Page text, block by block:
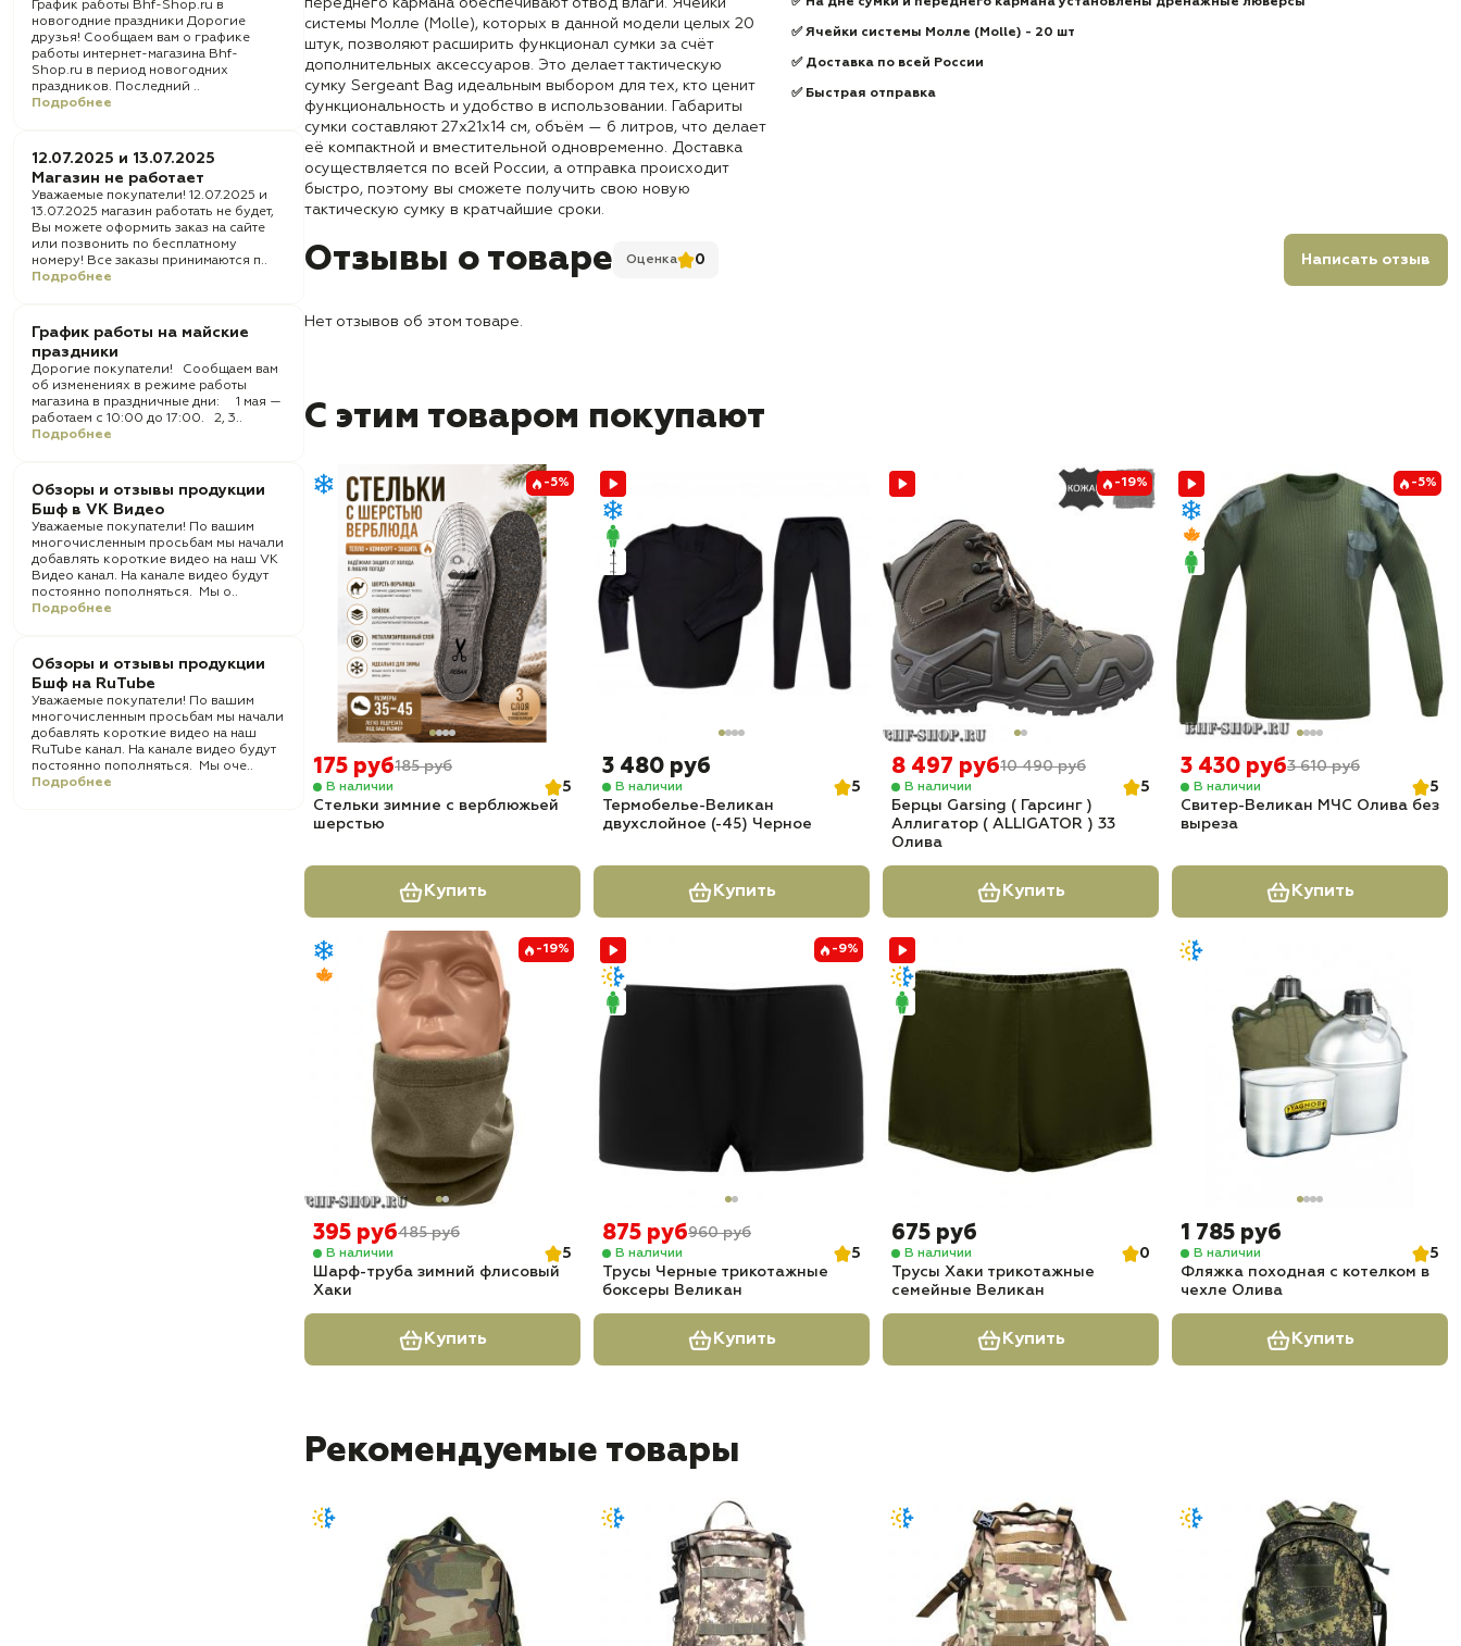
График работы Bhf-Shop.ru в
новогодние праздники Дорогие
друзья! Сообщаем вам о графике
работы интернет-магазина Bhf-
Shop.ru в период новогодних
праздников. Последний ..
Подробнее
12.07.2025 и 13.07.2025
Магазин не работает
Уважаемые покупатели! 12.07.2025 и
13.07.2025 магазин работать не будет,
Вы можете оформить заказ на сайте
или позвонить по бесплатному
номеру! Все заказы принимаются п..
Подробнее
График работы на майские
праздники
Дорогие покупатели! Сообщаем вам
об изменениях в режиме работы
магазина в праздничные дни: 1 мая —
работаем с 10:00 до 17:00. 2, 3..
Подробнее
Обзоры и отзывы продукции
Бшф в VK Видео
Уважаемые покупатели! По вашим
многочисленным просьбам мы начали
добавлять короткие видео на наш VK
Видео канал. На канале видео будут
постоянно пополняться. Мы о..
Подробнее
Обзоры и отзывы продукции
Бшф на RuTube
Уважаемые покупатели! По вашим
многочисленным просьбам мы начали
добавлять короткие видео на наш
RuTube канал. На канале видео будут
постоянно пополняться. Мы оче..
Подробнее
переднего кармана обеспечивают отвод влаги. Ячейки
системы Молле (Molle), которых в данной модели целых 20
штук, позволяют расширить функционал сумки за счёт
дополнительных аксессуаров. Это делает тактическую
сумку Sergeant Bag идеальным выбором для тех, кто ценит
функциональность и удобство в использовании. Габариты
сумки составляют 27х21х14 см, объём — 6 литров, что делает
её компактной и вместительной одновременно. Доставка
осуществляется по всей России, а отправка происходит
быстро, поэтому вы сможете получить свою новую
тактическую сумку в кратчайшие сроки.
✅ Ячейки системы Молле (Molle) - 20 шт
✅ Доставка по всей России
✅ Быстрая отправка
Отзывы о товаре Оценка 0 Написать отзыв
Нет отзывов об этом товаре.
С этим товаром покупают
-5%
175 руб185 руб
В наличии
5
Стельки зимние с верблюжьей
шерстью
Купить
3 480 руб
В наличии
5
Термобелье-Великан
двухслойное (-45) Черное
Купить
-19%
8 497 руб10 490 руб
В наличии
5
Берцы Garsing ( Гарсинг )
Аллигатор ( ALLIGATOR ) 33
Олива
Купить
-5%
3 430 руб3 610 руб
В наличии
5
Свитер-Великан МЧС Олива без
выреза
Купить
-19%
395 руб485 руб
В наличии
5
Шарф-труба зимний флисовый
Хаки
Купить
-9%
875 руб960 руб
В наличии
5
Трусы Черные трикотажные
боксеры Великан
Купить
675 руб
В наличии
0
Трусы Хаки трикотажные
семейные Великан
Купить
1 785 руб
В наличии
5
Фляжка походная с котелком в
чехле Олива
Купить
Рекомендуемые товары